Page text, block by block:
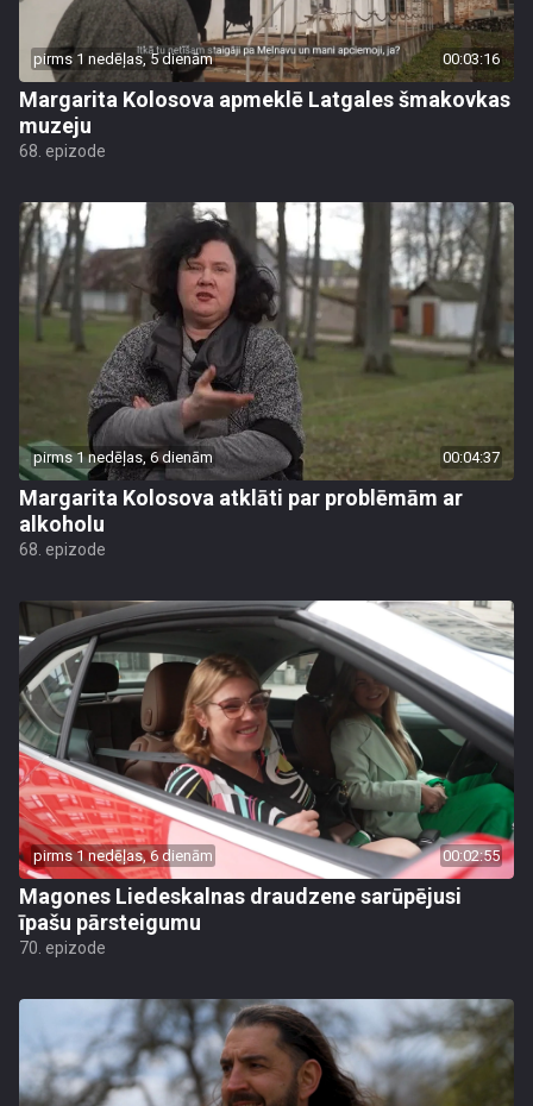
pirms 1 nedēļas, 5 dienām 00:03:16
Margarita Kolosova apmeklē Latgales šmakovkas
muzeju
68. epizode
pirms 1 nedēļas, 6 dienām 00:04:37
Margarita Kolosova atklāti par problēmām ar
alkoholu
68. epizode
pirms 1 nedēļas, 6 dienām 00:02:55
Magones Liedeskalnas draudzene sarūpējusi
īpašu pārsteigumu
70. epizode